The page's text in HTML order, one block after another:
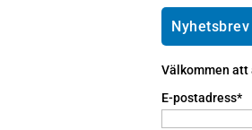
e
ic
o
ai
ic
o
n
h
o
n
e
a
n
dr
Nyhetsbrev
Välkommen
E-postadress*